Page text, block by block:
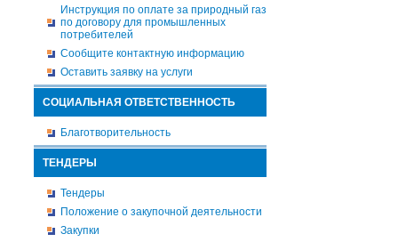
Инструкция по оплате за природный газ
по договору для промышленных
потребителей
Сообщите контактную информацию
Оставить заявку на услуги
СОЦИАЛЬНАЯ ОТВЕТСТВЕННОСТЬ
Благотворительность
ТЕНДЕРЫ
Тендеры
Положение о закупочной деятельности
Закупки